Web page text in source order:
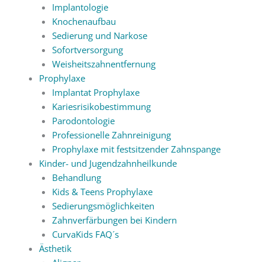
Implantologie
Knochenaufbau
Sedierung und Narkose
Sofortversorgung
Weisheitszahnentfernung
Prophylaxe
Implantat Prophylaxe
Kariesrisikobestimmung
Parodontologie
Professionelle Zahnreinigung
Prophylaxe mit festsitzender Zahnspange
Kinder- und Jugendzahnheilkunde
Behandlung
Kids & Teens Prophylaxe
Sedierungsmöglichkeiten
Zahnverfärbungen bei Kindern
CurvaKids FAQ´s
Ästhetik